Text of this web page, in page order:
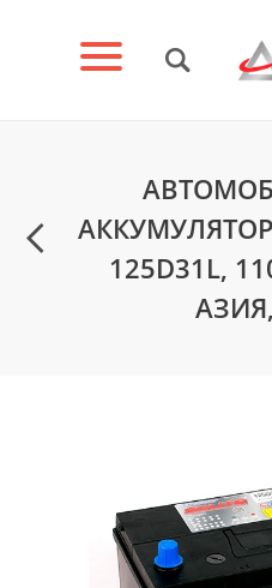
АККУМУЛЯТОР
125D31L,